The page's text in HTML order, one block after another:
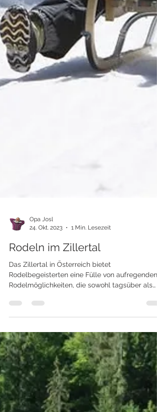
Opa Josl
24. Okt. 2023
1 Min. Lesezeit
Rodeln im Zillertal
Das Zillertal in Österreich bietet
Rodelmöglichkeiten, die sowohl tagsüber als
auch abends...